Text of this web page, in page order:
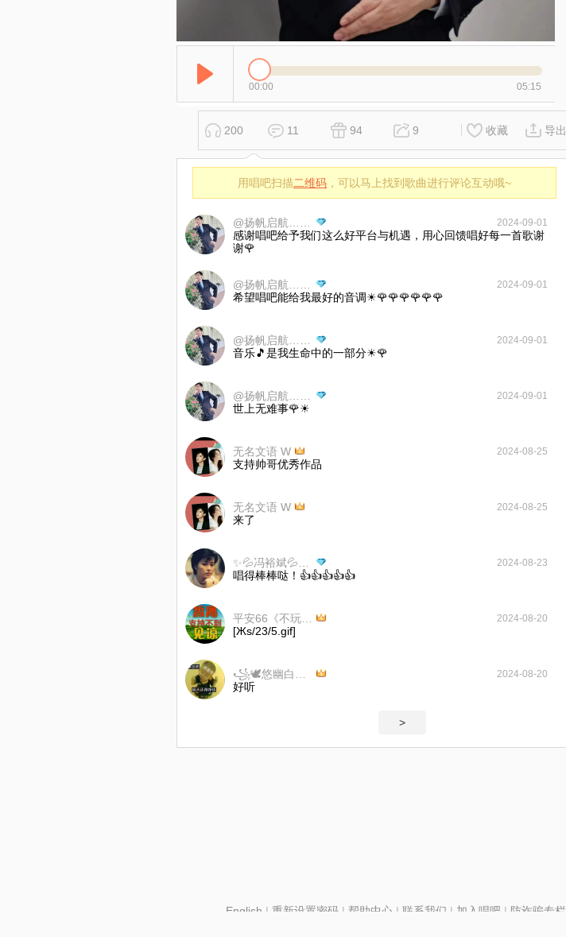
00:00 05:15
200 11 94 9 收藏 导出
用唱吧扫描二维码 ，可以马上找到歌曲进行评论互动哦~
2024-09-01
感谢唱吧给予我们这么好平台与机遇，用心回馈唱好每一首歌谢
谢🌹
2024-09-01
希望唱吧能给我最好的音调☀🌹🌹🌹🌹🌹🌹
2024-09-01
音乐🎵是我生命中的一部分☀🌹
2024-09-01
世上无难事🌹☀
无名文语 W 2024-08-25
支持帅哥优秀作品
无名文语 W 2024-08-25
来了
2024-08-23
唱得棒棒哒！👍👍👍👍👍
2024-08-20
[Жs/23/5.gif]
2024-08-20
好听
>
English | 重新设置密码| 帮助中心 | 联系我们 | 加入唱吧 | 防诈骗专栏